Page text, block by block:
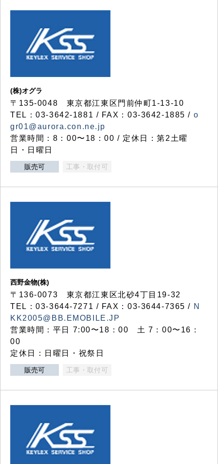
(株)オグラ
〒135-0048 東京都江東区門前仲町1-13-10
TEL：03-3642-1881 / FAX：03-3642-1885 / o
gr01@aurora.con.ne.jp
営業時間：8：00〜18：00 / 定休日：第2土曜
日・日曜日
販売可 工事・取付可
西野金物(株)
〒136-0073 東京都江東区北砂4丁目19-32
TEL：03‐3644‐7271 / FAX：03-3644-7365 / N
KK2005@BB.EMOBILE.JP
営業時間：平日 7:00〜18：00 土 7：00〜16：
00
定休日：日曜日・祝祭日
販売可 工事・取付可